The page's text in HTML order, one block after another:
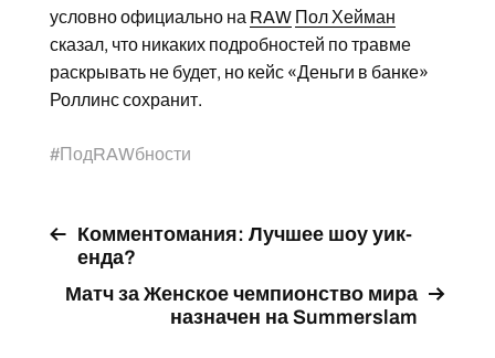
условно официально на RAW Пол Хейман
сказал, что никаких подробностей по травме
раскрывать не будет, но кейс «Деньги в банке»
Роллинс сохранит.
#ПодRAWбности
Комментомания: Лучшее шоу уик-
енда?
Матч за Женское чемпионство мира
назначен на Summerslam